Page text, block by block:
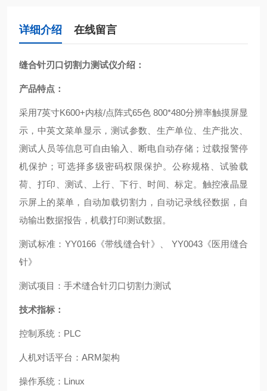
详细介绍 在线留言
缝合针刃口切割力测试仪介绍：
产品特点：
采用7英寸K600+内核/点阵式65色 800*480分辨率触摸屏显
示，中英文菜单显示，测试参数、生产单位、生产批次、
测试人员等信息可自由输入、断电自动存储；过载报警停
机保护；可选择多级密码权限保护。公称规格、试验载
荷、打印、测试、上行、下行、时间、标定。触控液晶显
示屏上的菜单，自动加载切割力，自动记录线径数据，自
动输出数据报告，机载打印测试数据。
测试标准：YY0166《带线缝合针》、 YY0043《医用缝合
针》
测试项目：手术缝合针刃口切割力测试
技术指标：
控制系统：PLC
人机对话平台：ARM架构
操作系统：Linux